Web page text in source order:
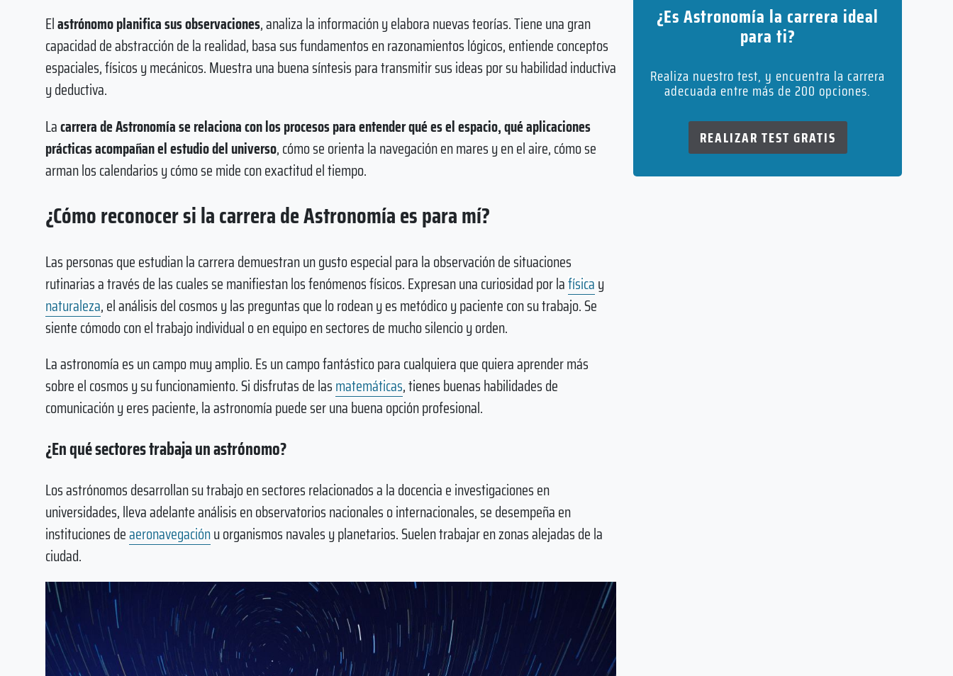
Elastrónomo planifica sus observaciones, analiza la información y elabora nuevas teorías. Tiene una gran
capacidad de abstracción de la realidad, basa sus fundamentos en razonamientos lógicos, entiende conceptos
espaciales, físicos y mecánicos. Muestra una buena síntesis para transmitir sus ideas por su habilidad inductiva
y deductiva.
Lacarrera de Astronomía se relaciona con los procesos para entender qué es el espacio, qué aplicaciones
prácticas acompañan el estudio del universo, cómo se orienta la navegación en mares y en el aire, cómo se
arman los calendarios y cómo se mide con exactitud el tiempo.
¿Cómo reconocer si la carrera de Astronomía es para mí?
Las personas que estudian la carrera demuestran un gusto especial para la observación de situaciones
rutinarias a través de las cuales se manifiestan los fenómenos físicos. Expresan una curiosidad por lafísicay
naturaleza, el análisis del cosmos y las preguntas que lo rodean y es metódico y paciente con su trabajo. Se
siente cómodo con el trabajo individual o en equipo en sectores de mucho silencio y orden.
La astronomía es un campo muy amplio. Es un campo fantástico para cualquiera que quiera aprender más
sobre el cosmos y su funcionamiento. Si disfrutas de lasmatemáticas, tienes buenas habilidades de
comunicación y eres paciente, la astronomía puede ser una buena opción profesional.
¿En qué sectores trabaja un astrónomo?
Los astrónomos desarrollan su trabajo en sectores relacionados a la docencia e investigaciones en
universidades, lleva adelante análisis en observatorios nacionales o internacionales, se desempeña en
instituciones deaeronavegaciónu organismos navales y planetarios. Suelen trabajar en zonas alejadas de la
ciudad.
¿Es Astronomía la carrera ideal
para ti?
Realiza nuestro test, y encuentra la carrera
adecuada entre más de 200 opciones.
REALIZAR TEST GRATIS